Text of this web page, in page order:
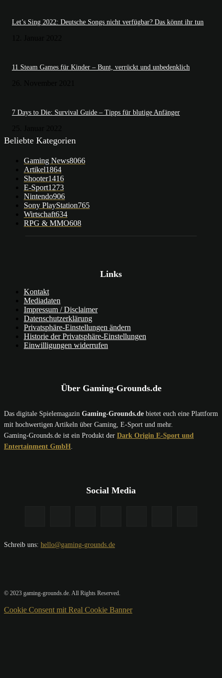
Let’s Sing 2022: Deutsche Songs nicht verfügbar? Das könnt ihr tun
11 Steam Games für Kinder – Bunt, verrückt und unbedenklich
7 Days to Die: Survival Guide – Tipps für blutige Anfänger
Beliebte Kategorien
Gaming News8066
Artikel1864
Shooter1416
E-Sport1273
Nintendo906
Sony PlayStation765
Wirtschaft634
RPG & MMO608
Links
Kontakt
Mediadaten
Impressum / Disclaimer
Datenschutzerklärung
Privatsphäre-Einstellungen ändern
Historie der Privatsphäre-Einstellungen
Einwilligungen widerrufen
Über Gaming-Grounds.de
Das digitale Spielemagazin Gaming-Grounds.de bietet euch eine Plattform
mit hochwertigen Artikeln über Gaming, E-Sport und mehr.
Gaming-Grounds.de ist ein Produkt der Dark Origin E-Sport und
Entertainment GmbH
Social Media
Schreib uns: hello@gaming-grounds.de
© 2023 gaming-grounds.de. All Rights Reserved.
Cookie Consent mit Real Cookie Banner